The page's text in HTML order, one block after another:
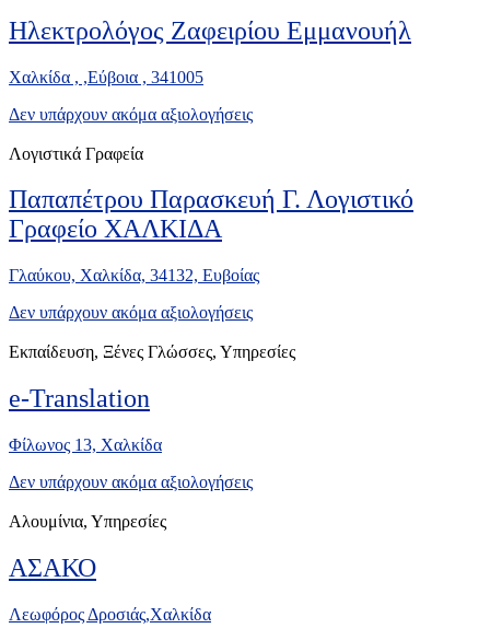
Ηλεκτρολόγος Ζαφειρίου Εμμανουήλ
Χαλκίδα , ,Εύβοια , 341005
Δεν υπάρχουν ακόμα αξιολογήσεις
Λογιστικά Γραφεία
Παπαπέτρου Παρασκευή Γ. Λογιστικό
Γραφείο ΧΑΛΚΙΔΑ
Γλαύκου, Χαλκίδα, 34132, Ευβοίας
Δεν υπάρχουν ακόμα αξιολογήσεις
Εκπαίδευση, Ξένες Γλώσσες, Υπηρεσίες
e-Translation
Φίλωνος 13, Χαλκίδα
Δεν υπάρχουν ακόμα αξιολογήσεις
Αλουμίνια, Υπηρεσίες
ΑΣΑΚΟ
Λεωφόρος Δροσιάς,Χαλκίδα